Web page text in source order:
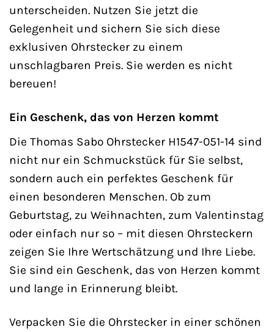
unterscheiden. Nutzen Sie jetzt die
Gelegenheit und sichern Sie sich diese
exklusiven Ohrstecker zu einem
unschlagbaren Preis. Sie werden es nicht
bereuen!
Ein Geschenk, das von Herzen kommt
Die Thomas Sabo Ohrstecker H1547-051-14 sind
nicht nur ein Schmuckstück für Sie selbst,
sondern auch ein perfektes Geschenk für
einen besonderen Menschen. Ob zum
Geburtstag, zu Weihnachten, zum Valentinstag
oder einfach nur so – mit diesen Ohrsteckern
zeigen Sie Ihre Wertschätzung und Ihre Liebe.
Sie sind ein Geschenk, das von Herzen kommt
und lange in Erinnerung bleibt.
Verpacken Sie die Ohrstecker in einer schönen